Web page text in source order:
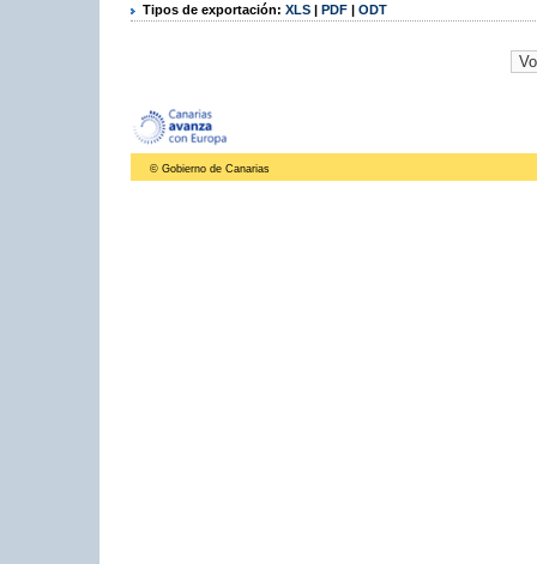
Tipos de exportación: XLS | PDF | ODT
© Gobierno de Canarias